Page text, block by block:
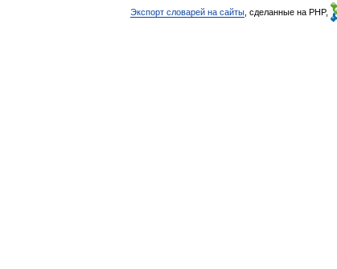
Экспорт словарей на сайты , сделанные на PHP,